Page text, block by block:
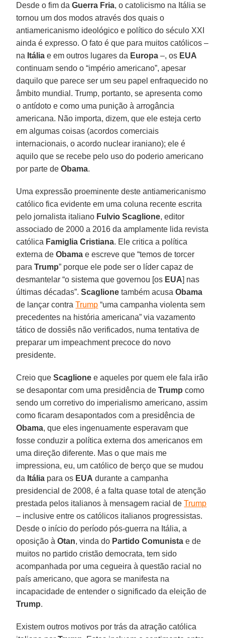
Desde o fim daGuerra Fria, o catolicismo na Itália se
tornou um dos modos através dos quais o
antiamericanismo ideológico e político do século XXI
ainda é expresso. O fato é que para muitos católicos –
na Itália e em outros lugares da Europa –, os EUA
continuam sendo o “império americano”, apesar
daquilo que parece ser um seu papel enfraquecido no
âmbito mundial. Trump, portanto, se apresenta como
o antídoto e como uma punição à arrogância
americana. Não importa, dizem, que ele esteja certo
em algumas coisas (acordos comerciais
internacionais, o acordo nuclear iraniano); ele é
aquilo que se recebe pelo uso do poderio americano
por parte deObama.
Uma expressão proeminente deste antiamericanismo
católico fica evidente em uma coluna recente escrita
pelo jornalista italiano Fulvio Scaglione, editor
associado de 2000 a 2016 da amplamente lida revista
católica Famiglia Cristiana. Ele critica a política
externa deObama e escreve que “temos de torcer
paraTrump” porque ele pode ser o líder capaz de
desmantelar “o sistema que governou [os EUA] nas
últimas décadas”.Scaglione também acusaObama
de lançar contraTrump “uma campanha violenta sem
precedentes na história americana” via vazamento
tático de dossiês não verificados, numa tentativa de
preparar um impeachment precoce do novo
presidente.
Creio queScaglione e aqueles por quem ele fala irão
se desapontar com uma presidência deTrump como
sendo um corretivo do imperialismo americano, assim
como ficaram desapontados com a presidência de
Obama, que eles ingenuamente esperavam que
fosse conduzir a política externa dos americanos em
uma direção diferente. Mas o que mais me
impressiona, eu, um católico de berço que se mudou
da Itália para os EUA durante a campanha
presidencial de 2008, é a falta quase total de atenção
prestada pelos italianos à mensagem racial deTrump
– inclusive entre os católicos italianos progressistas.
Desde o início do período pós-guerra na Itália, a
oposição àOtan, vinda do Partido Comunista e de
muitos no partido cristão democrata, tem sido
acompanhada por uma cegueira à questão racial no
país americano, que agora se manifesta na
incapacidade de entender o significado da eleição de
Trump.
Existem outros motivos por trás da atração católica